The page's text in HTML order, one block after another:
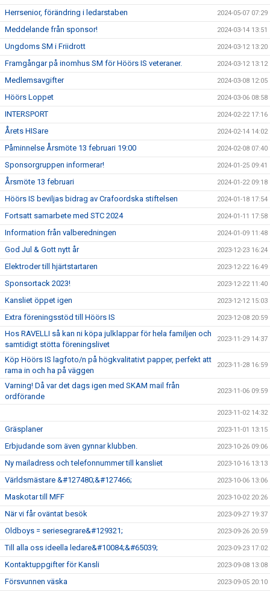
Herrsenior, förändring i ledarstaben 2024-05-07 07:29
Meddelande från sponsor! 2024-03-14 13:51
Ungdoms SM i Friidrott 2024-03-12 13:20
Framgångar på inomhus SM för Höörs IS veteraner. 2024-03-12 13:12
Medlemsavgifter 2024-03-08 12:05
Höörs Loppet 2024-03-06 08:58
INTERSPORT 2024-02-22 17:16
Årets HISare 2024-02-14 14:02
Påminnelse Årsmöte 13 februari 19:00 2024-02-08 07:40
Sponsorgruppen informerar! 2024-01-25 09:41
Årsmöte 13 februari 2024-01-22 09:18
Höörs IS beviljas bidrag av Crafoordska stiftelsen 2024-01-18 17:54
Fortsatt samarbete med STC 2024 2024-01-11 17:58
Information från valberedningen 2024-01-09 11:48
God Jul & Gott nytt år 2023-12-23 16:24
Elektroder till hjärtstartaren 2023-12-22 16:49
Sponsortack 2023! 2023-12-22 11:40
Kansliet öppet igen 2023-12-12 15:03
Extra föreningsstöd till Höörs IS 2023-12-08 20:59
Hos RAVELLI så kan ni köpa julklappar för hela familjen och
samtidigt stötta föreningslivet
2023-11-29 14:37
Köp Höörs IS lagfoto/n på högkvalitativt papper, perfekt att
rama in och ha på väggen
2023-11-28 16:59
Varning! Då var det dags igen med SKAM mail från
ordförande
2023-11-06 09:59
2023-11-02 14:32
Gräsplaner 2023-11-01 13:15
Erbjudande som även gynnar klubben. 2023-10-26 09:06
Ny mailadress och telefonnummer till kansliet 2023-10-16 13:13
Världsmästare &#127480;&#127466; 2023-10-06 13:06
Maskotar till MFF 2023-10-02 20:26
När vi får oväntat besök 2023-09-27 19:37
Oldboys = seriesegrare&#129321; 2023-09-26 20:59
Till alla oss ideella ledare&#10084;&#65039; 2023-09-23 17:02
Kontaktuppgifter för Kansli 2023-09-08 13:08
Försvunnen väska 2023-09-05 20:10